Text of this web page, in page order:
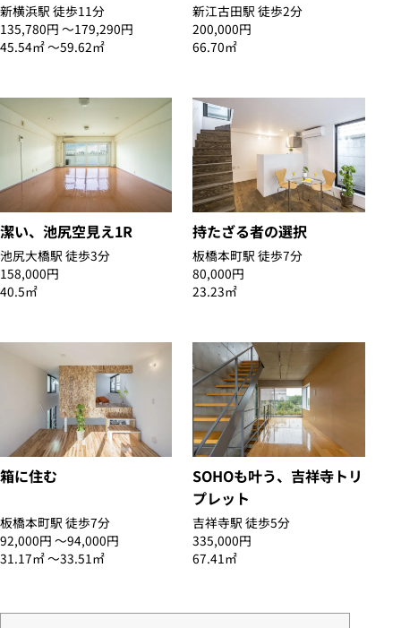
新横浜駅 徒歩11分
135,780円 〜179,290円
45.54㎡ 〜59.62㎡
新江古田駅 徒歩2分
200,000円
66.70㎡
潔い、池尻空見え1R
池尻大橋駅 徒歩3分
158,000円
40.5㎡
持たざる者の選択
板橋本町駅 徒歩7分
80,000円
23.23㎡
箱に住む
板橋本町駅 徒歩7分
92,000円 〜94,000円
31.17㎡ 〜33.51㎡
SOHOも叶う、吉祥寺トリ
プレット
吉祥寺駅 徒歩5分
335,000円
67.41㎡